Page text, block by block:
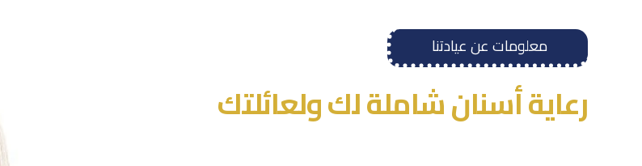
معلومات عن عيادتنا
رعاية أسنان شاملة لك ولعائلتك